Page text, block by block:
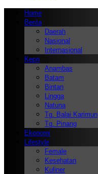
Home
Berita
Daerah
Nasional
Internasional
Kepri
Anambas
Batam
Bintan
Lingga
Natuna
Tg. Balai Karimun
Tg. Pinang
Ekonomi
Lifestyle
Female
Kesehatan
Kuliner